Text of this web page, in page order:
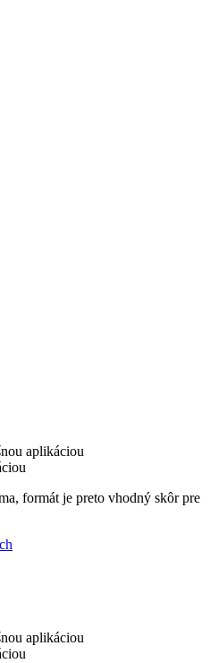
aplikáciou
formát je preto vhodný skôr pre
aplikáciou